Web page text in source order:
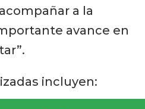
a la
avance en
incluyen: